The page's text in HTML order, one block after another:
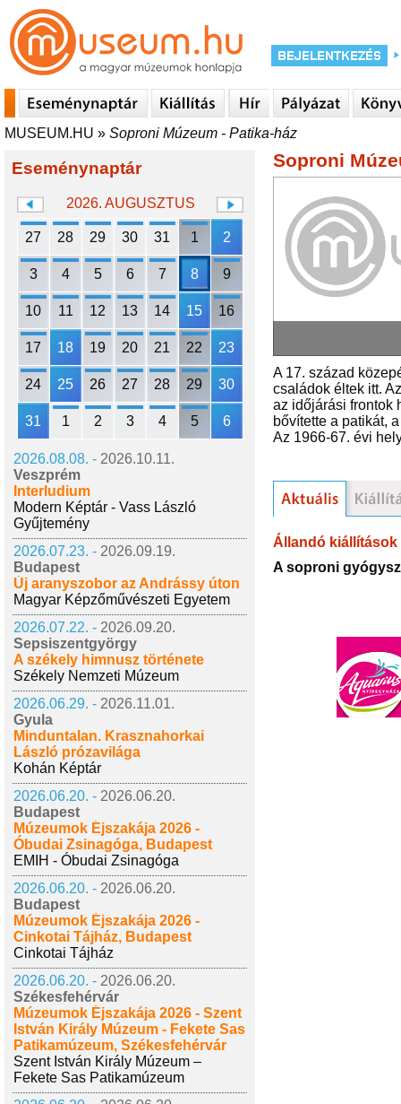
MUSEUM.HU » Soproni Múzeum - Patika-ház
Eseménynaptár
2026. AUGUSZTUS
27 28 29 30 31 1 2
3 4 5 6 7 8 9
10 11 12 13 14 15 16
17 18 19 20 21 22 23
24 25 26 27 28 29 30
31 1 2 3 4 5 6
2026.08.08. - 2026.10.11.
Veszprém
Interludium
Modern Képtár - Vass László
Gyűjtemény
2026.07.23. - 2026.09.19.
Budapest
Új aranyszobor az Andrássy úton
Magyar Képzőművészeti Egyetem
2026.07.22. - 2026.09.20.
Sepsiszentgyörgy
A székely himnusz története
Székely Nemzeti Múzeum
2026.06.29. - 2026.11.01.
Gyula
Minduntalan. Krasznahorkai
László prózavilága
Kohán Képtár
2026.06.20. - 2026.06.20.
Budapest
Múzeumok Éjszakája 2026 -
Óbudai Zsinagóga, Budapest
EMIH - Óbudai Zsinagóga
2026.06.20. - 2026.06.20.
Budapest
Múzeumok Éjszakája 2026 -
Cinkotai Tájház, Budapest
Cinkotai Tájház
2026.06.20. - 2026.06.20.
Székesfehérvár
Múzeumok Éjszakája 2026 - Szent
István Király Múzeum - Fekete Sas
Patikamúzeum, Székesfehérvár
Szent István Király Múzeum –
Fekete Sas Patikamúzeum
Soproni
A 17. század
családok éltek itt.
az időjárási frontok
bővítette a patikát,
Az 1966-67. évi
Állandó kiállítások
A soproni